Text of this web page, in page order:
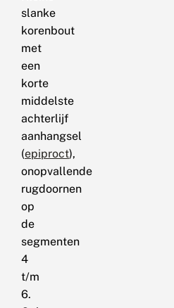
slanke
korenbout
met
een
korte
middelste
achterlijf
aanhangsel
(epiproct),
onopvallende
rugdoornen
op
de
segmenten
4
t/m
6.